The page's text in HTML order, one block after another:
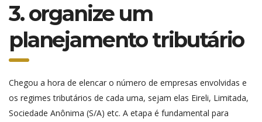
3. organize um
planejamento tributário
Chegou a hora de elencar o número de empresas envolvidas e
os regimes tributários de cada uma, sejam elas Eireli, Limitada,
Sociedade Anônima (S/A) etc. A etapa é fundamental para